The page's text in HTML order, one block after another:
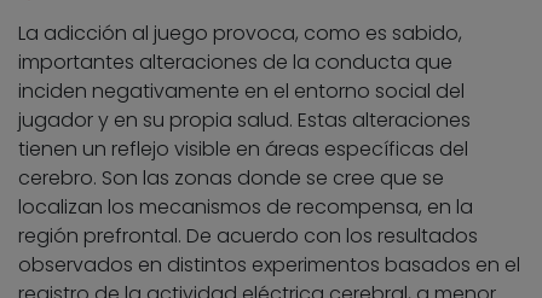
La adicción al juego provoca, como es sabido,
importantes alteraciones de la conducta que
inciden negativamente en el entorno social del
jugador y en su propia salud. Estas alteraciones
tienen un reflejo visible en áreas específicas del
cerebro. Son las zonas donde se cree que se
localizan los mecanismos de recompensa, en la
región prefrontal. De acuerdo con los resultados
observados en distintos experimentos basados en el